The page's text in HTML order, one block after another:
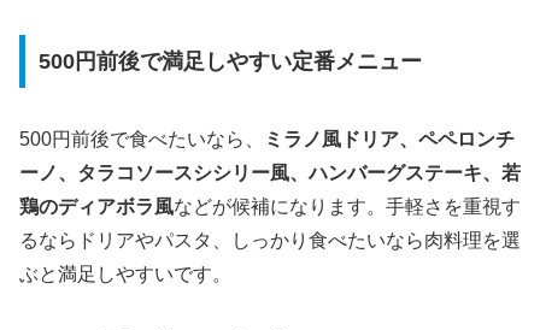
500円前後で満足しやすい定番メニュー
500円前後で食べたいなら、
ミラノ風ドリア、ペペロンチ
ーノ、タラコソースシシリー風、ハンバーグステーキ、若
鶏のディアボラ風などが候補になります。手軽さを重視す
るならドリアやパスタ、しっかり食べたいなら肉料理を選
ぶと満足しやすいです。